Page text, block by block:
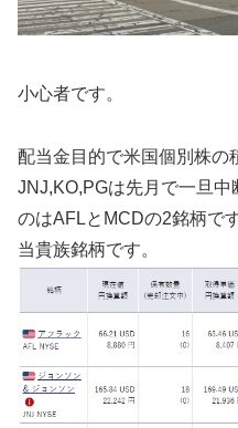
小心者です。
配当金目的で米国個別株の
JNJ,KO,PGは先月で一旦
のはAFLとMCDの2銘柄で
当貴族銘柄です。